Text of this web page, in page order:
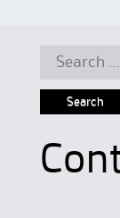
Search